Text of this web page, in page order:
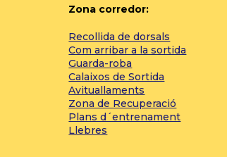
Zona corredor:
Recollida de dorsals
Com arribar a la sortida
Guarda-roba
Calaixos de Sortida
Avituallaments
Zona de Recuperació
Plans d´entrenament
Llebres